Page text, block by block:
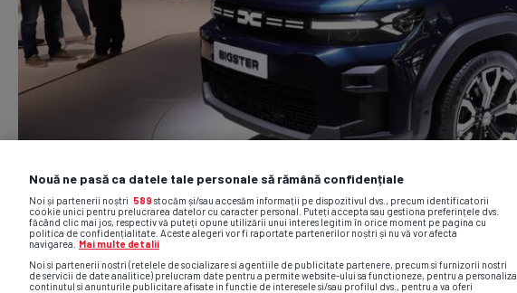
Nouă ne pasă ca datele tale personale să rămână confidențiale
Noi și partenerii noștri 589 stocăm și/sau accesăm informații pe dispozitivul dvs., precum identificatorii
cookie unici pentru prelucrarea datelor cu caracter personal. Puteți accepta sau gestiona preferințele dvs.
făcând clic mai jos, respectiv vă puteți opune utilizării unui interes legitim în orice moment pe pagina cu
politica de confidențialitate. Aceste alegeri vor fi raportate partenerilor noștri și nu vă vor afecta
navigarea.
Mai multe detalii
Noi si partenerii nostri (retelele de socializare si agentiile de publicitate partenere, precum si furnizorii nostri
de servicii de date analitice) prelucram date pentru a permite website-ului sa functioneze, pentru a personaliza
continutul si anunturile publicitare afisate in functie de interesele si/sau profilul dvs., pentru a va oferi